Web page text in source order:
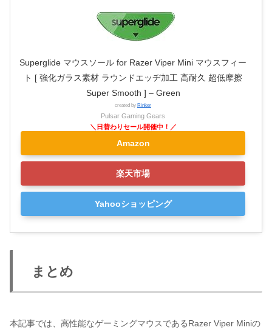
Superglide マウスソール for Razer Viper Mini マウスフィー
ト [ 強化ガラス素材 ラウンドエッヂ加工 高耐久 超低摩擦
Super Smooth ] – Green
created by Rinker
Pulsar Gaming Gears
Amazon
楽天市場
Yahooショッピング
まとめ
本記事では、高性能なゲーミングマウスであるRazer Viper Miniの